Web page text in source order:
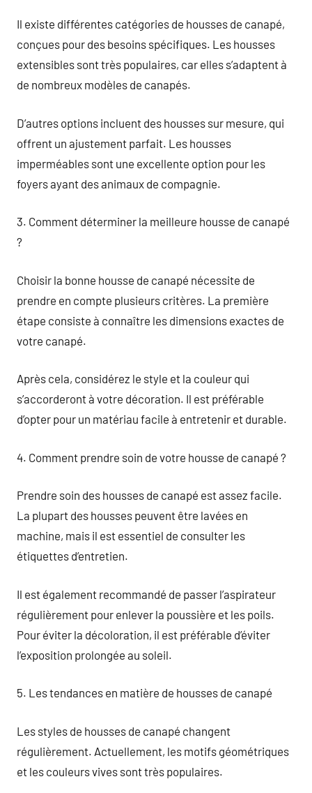
Il existe différentes catégories de housses de canapé,
conçues pour des besoins spécifiques. Les housses
extensibles sont très populaires, car elles s’adaptent à
de nombreux modèles de canapés.
D’autres options incluent des housses sur mesure, qui
offrent un ajustement parfait. Les housses
imperméables sont une excellente option pour les
foyers ayant des animaux de compagnie.
3. Comment déterminer la meilleure housse de canapé
?
Choisir la bonne housse de canapé nécessite de
prendre en compte plusieurs critères. La première
étape consiste à connaître les dimensions exactes de
votre canapé.
Après cela, considérez le style et la couleur qui
s’accorderont à votre décoration. Il est préférable
d’opter pour un matériau facile à entretenir et durable.
4. Comment prendre soin de votre housse de canapé ?
Prendre soin des housses de canapé est assez facile.
La plupart des housses peuvent être lavées en
machine, mais il est essentiel de consulter les
étiquettes d’entretien.
Il est également recommandé de passer l’aspirateur
régulièrement pour enlever la poussière et les poils.
Pour éviter la décoloration, il est préférable d’éviter
l’exposition prolongée au soleil.
5. Les tendances en matière de housses de canapé
Les styles de housses de canapé changent
régulièrement. Actuellement, les motifs géométriques
et les couleurs vives sont très populaires.